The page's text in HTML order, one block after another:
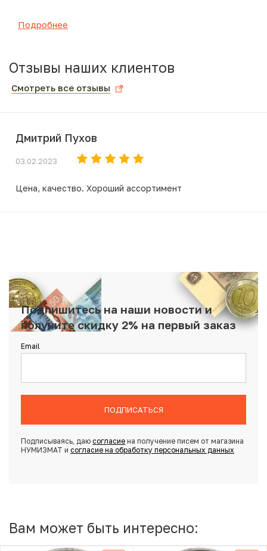
Подробнее
Отзывы наших клиентов
Смотреть все отзывы
Дмитрий Пухов
03.02.2023
Цена, качество. Хороший ассортимент
Подпишитесь на наши новости и
получите скидку 2% на первый заказ
Email
ПОДПИСАТЬСЯ
Подписываясь, даю согласиена получение писем от магазина
НУМИЗМАТ и согласие на обработку персональных данных
Вам может быть интересно: